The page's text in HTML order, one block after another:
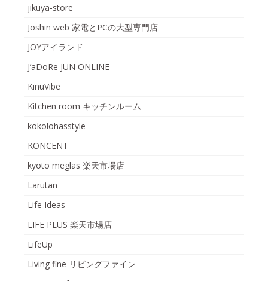
jikuya-store
Joshin web 家電とPCの大型専門店
JOYアイランド
J’aDoRe JUN ONLINE
KinuVibe
Kitchen room キッチンルーム
kokolohasstyle
KONCENT
kyoto meglas 楽天市場店
Larutan
Life Ideas
LIFE PLUS 楽天市場店
LifeUp
Living fine リビングファイン